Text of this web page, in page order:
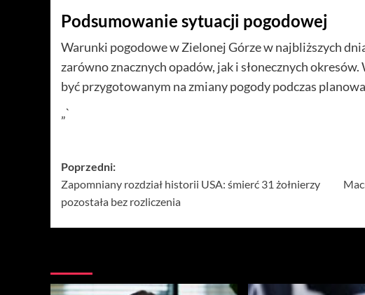
Podsumowanie sytuacji pogodowej
Warunki pogodowe w Zielonej Górze w najbliższych
zarówno znacznych opadów, jak i słonecznych
być przygotowanym na zmiany pogody podczas
„`
Zobacz
wpisy
Poprzedni:
Zapomniany rozdział historii USA: śmierć 31 żołnierzy
pozostała bez rozliczenia